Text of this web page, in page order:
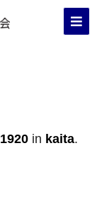
in kaita.